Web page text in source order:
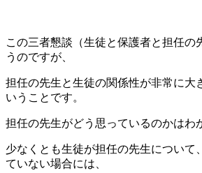
この三者懇談（生徒と保護者と担任の
うのですが、
担任の先生と生徒の関係性が非常に大
いうことです。
担任の先生がどう思っているのかはわ
少なくとも生徒が担任の先生について
ていない場合には、